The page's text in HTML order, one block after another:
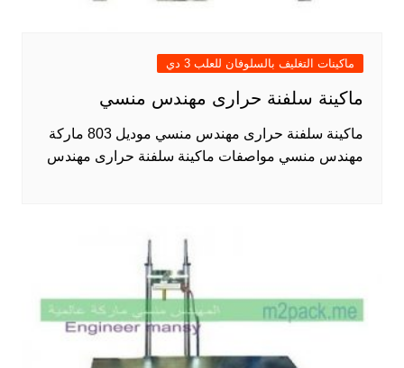
ماكينات التغليف بالسلوفان للعلب 3 دي
ماكينة سلفنة حرارى مهندس منسي
ماكينة سلفنة حرارى مهندس منسي موديل 803 ماركة
مهندس منسي مواصفات ماكينة سلفنة حرارى مهندس